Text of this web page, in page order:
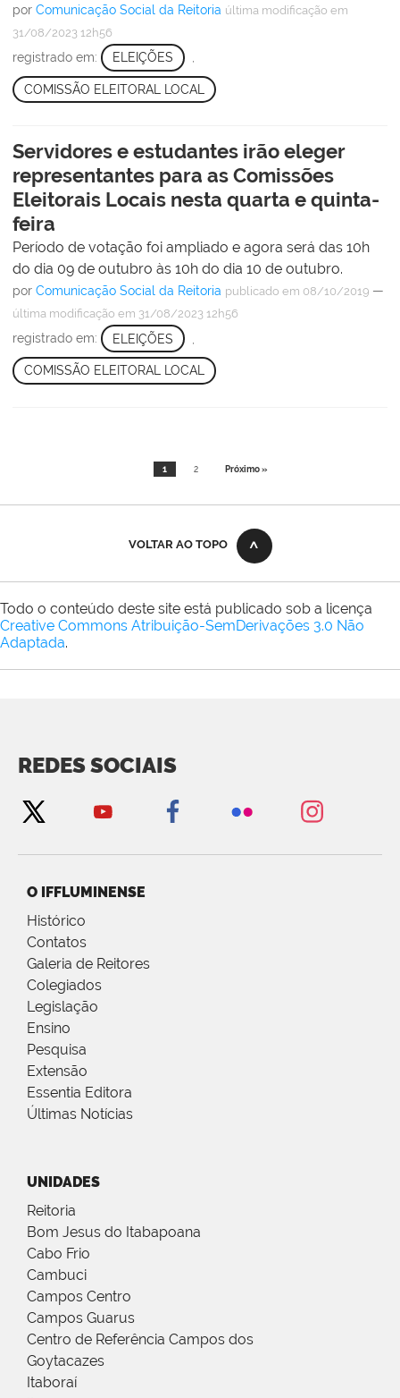
por Comunicação Social da Reitoria última modificação em
31/08/2023 12h56
registrado em: ELEIÇÕES
COMISSÃO ELEITORAL LOCAL
Servidores e estudantes irão eleger
representantes para as Comissões
Eleitorais Locais nesta quarta e quinta-
feira
Período de votação foi ampliado e agora será das 10h
do dia 09 de outubro às 10h do dia 10 de outubro.
por Comunicação Social da Reitoria publicado em 08/10/2019 —
última modificação em 31/08/2023 12h56
registrado em: ELEIÇÕES
COMISSÃO ELEITORAL LOCAL
1 2 Próximo »
VOLTAR AO TOPO
Todo o conteúdo deste site está publicado sob a licença
Creative Commons Atribuição-SemDerivações 3.0 Não
Adaptada.
REDES SOCIAIS
O IFFLUMINENSE
Histórico
Contatos
Galeria de Reitores
Colegiados
Legislação
Ensino
Pesquisa
Extensão
Essentia Editora
Últimas Notícias
UNIDADES
Reitoria
Bom Jesus do Itabapoana
Cabo Frio
Cambuci
Campos Centro
Campos Guarus
Centro de Referência Campos dos
Goytacazes
Itaboraí